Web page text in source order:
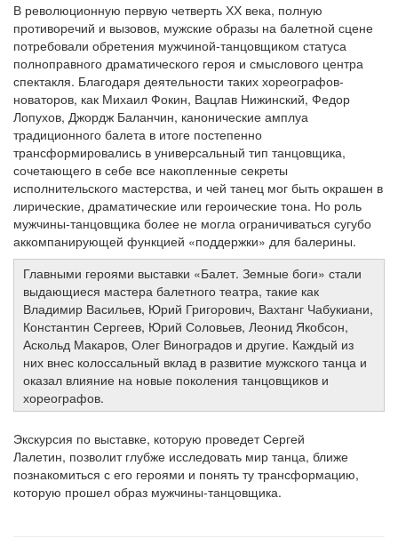
В революционную первую четверть ХХ века, полную
противоречий и вызовов, мужские образы на балетной сцене
потребовали обретения мужчиной-танцовщиком статуса
полноправного драматического героя и смыслового центра
спектакля. Благодаря деятельности таких хореографов-
новаторов, как Михаил Фокин, Вацлав Нижинский, Федор
Лопухов, Джордж Баланчин, канонические амплуа
традиционного балета в итоге постепенно
трансформировались в универсальный тип танцовщика,
сочетающего в себе все накопленные секреты
исполнительского мастерства, и чей танец мог быть окрашен в
лирические, драматические или героические тона. Но роль
мужчины-танцовщика более не могла ограничиваться сугубо
аккомпанирующей функцией «поддержки» для балерины.
Главными героями выставки «Балет. Земные боги» стали
выдающиеся мастера балетного театра, такие как
Владимир Васильев, Юрий Григорович, Вахтанг Чабукиани,
Константин Сергеев, Юрий Соловьев, Леонид Якобсон,
Аскольд Макаров, Олег Виноградов и другие. Каждый из
них внес колоссальный вклад в развитие мужского танца и
оказал влияние на новые поколения танцовщиков и
хореографов.
Экскурсия по выставке, которую проведет Сергей
Лалетин, позволит глубже исследовать мир танца, ближе
познакомиться с его героями и понять ту трансформацию,
которую прошел образ мужчины-танцовщика.